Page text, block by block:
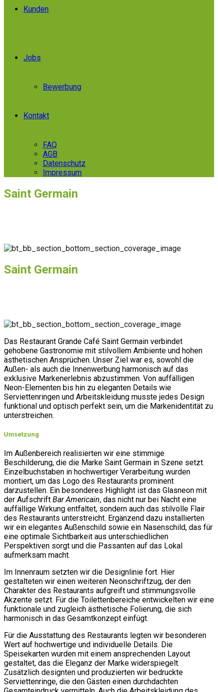
Kunden
Jobs
Bewerbung
Kontakt
FAQ
AGB
Datenschutz
Impressum
Saint Germain
Saint Germain
Das Restaurant Grande Café Saint Germain verbindet
gehobene Gastronomie mit stilvollem Ambiente und hohen
ästhetischen Ansprüchen. Unser Ziel war es, sowohl die
Außen- als auch die Innenwerbung harmonisch auf das
exklusive Markenerlebnis abzustimmen. Von auffälligen
Neon-Elementen bis hin zu eleganten Details wie
Serviettenringen und Arbeitskleidung musste jedes Design
funktional und optisch perfekt sein, um die Markenidentität zu
unterstreichen.
Umsetzung
Im Außenbereich realisierten wir eine stimmige
Beschilderung, die die Marke Saint Germain in Szene setzt.
Einzelbuchstaben in hochwertiger Verarbeitung wurden
montiert, um das Logo des Restaurants prominent
darzustellen. Ein besonderes Highlight ist das Glasneon mit
der Aufschrift Bar Americain, das nicht nur bei Nacht eine
auffällige Wirkung entfaltet, sondern auch das stilvolle Flair
des Restaurants unterstreicht. Ergänzend dazu installierten
wir ein elegantes Außenschild sowie ein Nasenschild, das für
eine optimale Sichtbarkeit aus unterschiedlichen
Perspektiven sorgt und die Passanten auf das Lokal
aufmerksam macht.
Im Innenraum setzten wir die Designlinie fort. Hier
gestalteten wir einen weiteren Neonschriftzug, der den
Charakter des Restaurants aufgreift und stimmungsvolle
Akzente setzt. Für die Toilettenbereiche entwickelten wir eine
funktionale und zugleich ästhetische Folierung, die sich
harmonisch in das Gesamtkonzept einfügt.
Für die Ausstattung des Restaurants legten wir besonderen
Wert auf hochwertige und individuelle Details. Die
Speisekarten wurden mit einem ansprechenden Layout
gestaltet, das die Eleganz der Marke widerspiegelt.
Zusätzlich designten und produzierten wir bedruckte
Serviettenringe, die den Gästen einen durchdachten